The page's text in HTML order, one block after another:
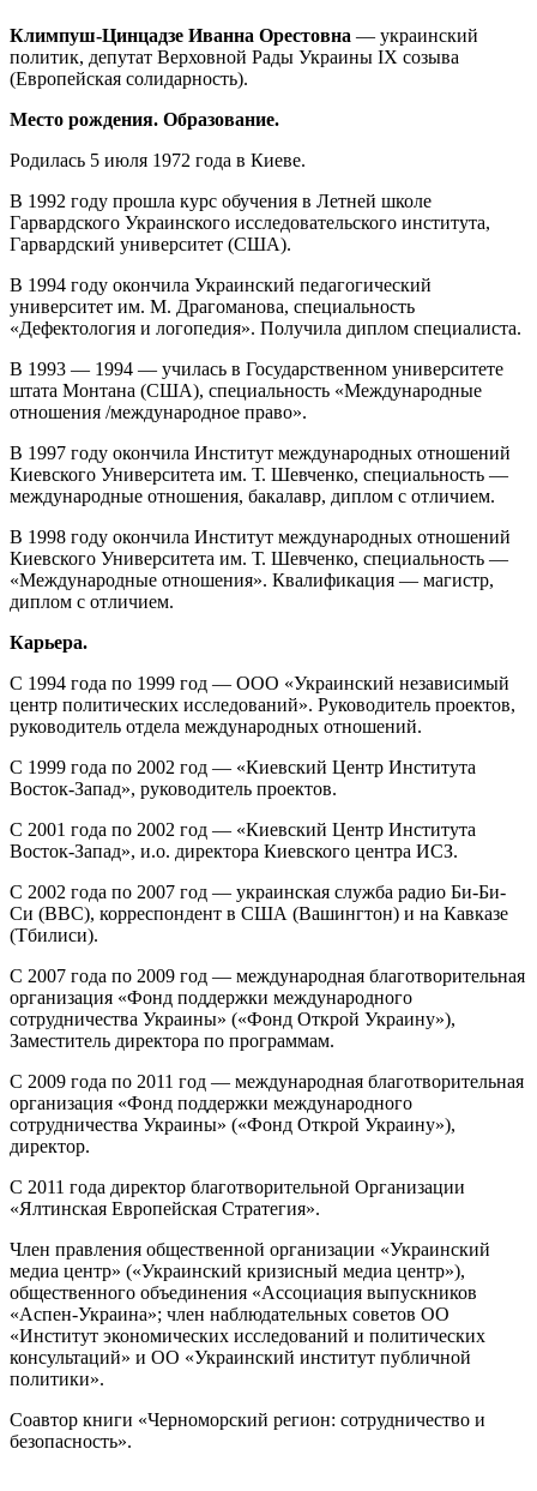
Климпуш-Цинцадзе Иванна Орестовна — украинский
политик, депутат Верховной Рады Украины IX созыва
(Европейская солидарность).
Место рождения. Образование.
Родилась 5 июля 1972 года в Киеве.
В 1992 году прошла курс обучения в Летней школе
Гарвардского Украинского исследовательского института,
Гарвардский университет (США).
В 1994 году окончила Украинский педагогический
университет им. М. Драгоманова, специальность
«Дефектология и логопедия». Получила диплом специалиста.
В 1993 — 1994 — училась в Государственном университете
штата Монтана (США), специальность «Международные
отношения /международное право».
В 1997 году окончила Институт международных отношений
Киевского Университета им. Т. Шевченко, специальность —
международные отношения, бакалавр, диплом с отличием.
В 1998 году окончила Институт международных отношений
Киевского Университета им. Т. Шевченко, специальность —
«Международные отношения». Квалификация — магистр,
диплом с отличием.
Карьера.
С 1994 года по 1999 год — ООО «Украинский независимый
центр политических исследований». Руководитель проектов,
руководитель отдела международных отношений.
С 1999 года по 2002 год — «Киевский Центр Института
Восток-Запад», руководитель проектов.
С 2001 года по 2002 год — «Киевский Центр Института
Восток-Запад», и.о. директора Киевского центра ИСЗ.
С 2002 года по 2007 год — украинская служба радио Би-Би-
Си (ВВС), корреспондент в США (Вашингтон) и на Кавказе
(Тбилиси).
С 2007 года по 2009 год — международная благотворительная
организация «Фонд поддержки международного
сотрудничества Украины» («Фонд Открой Украину»),
Заместитель директора по программам.
С 2009 года по 2011 год — международная благотворительная
организация «Фонд поддержки международного
сотрудничества Украины» («Фонд Открой Украину»),
директор.
С 2011 года директор благотворительной Организации
«Ялтинская Европейская Стратегия».
Член правления общественной организации «Украинский
медиа центр» («Украинский кризисный медиа центр»),
общественного объединения «Ассоциация выпускников
«Аспен-Украина»; член наблюдательных советов ОО
«Институт экономических исследований и политических
консультаций» и ОО «Украинский институт публичной
политики».
Соавтор книги «Черноморский регион: сотрудничество и
безопасность».